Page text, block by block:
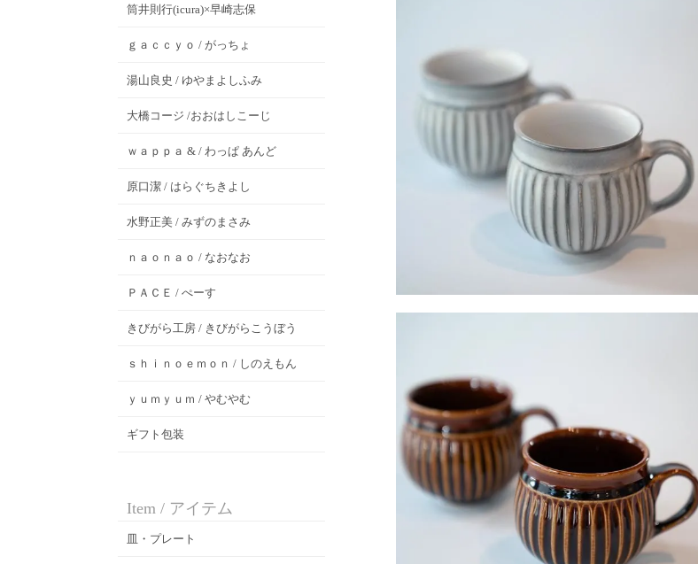
筒井則行(icura)×早崎志保
ｇａｃｃｙｏ / がっちょ
湯山良史 / ゆやまよしふみ
大橋コージ /おおはしこーじ
ｗａｐｐａ & / わっぱ あんど
原口潔 / はらぐちきよし
水野正美 / みずのまさみ
ｎａｏｎａｏ / なおなお
ＰＡＣＥ / ぺーす
きびがら工房 / きびがらこうぼう
ｓｈｉｎｏｅｍｏｎ / しのえもん
ｙｕｍｙｕｍ / やむやむ
ギフト包装
Item / アイテム
皿・プレート